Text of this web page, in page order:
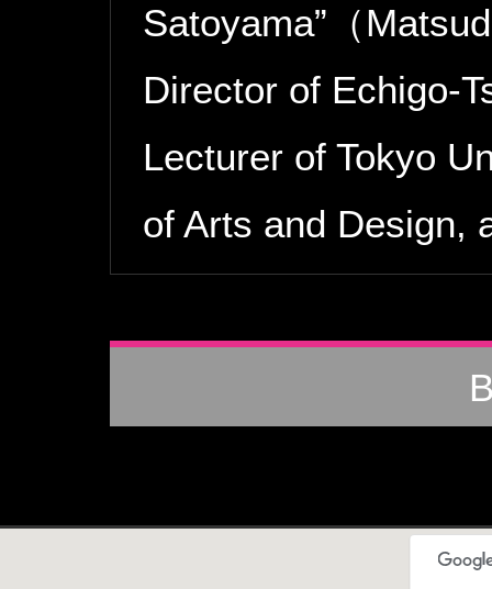
Satoyama”（
Director of Echigo-
Lecturer of Tokyo
of Arts and Design,